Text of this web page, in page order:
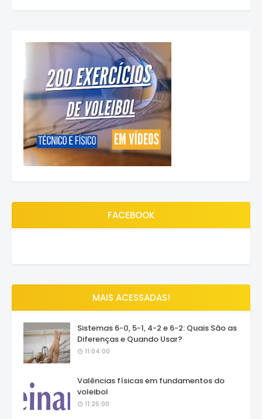
FACEBOOK
MAIS ACESSADAS!
Sistemas 6-0, 5-1, 4-2 e 6-2: Quais São as
Diferenças e Quando Usar?
11:04:00
Valências físicas em fundamentos do
voleibol
11:25:00